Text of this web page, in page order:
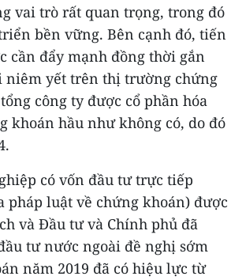
vai trò rất quan trọng, trong đó
bền vững. Bên cạnh đó, tiến
cần đẩy mạnh đồng thời gắn
niêm yết trên thị trường chứng
công ty được cổ phần hóa
hầu như không có, do đó
có vốn đầu tư trực tiếp
luật về chứng khoán) được
và Đầu tư và Chính phủ đã
tư nước ngoài đề nghị sớm
năm 2019 đã có hiệu lực từ